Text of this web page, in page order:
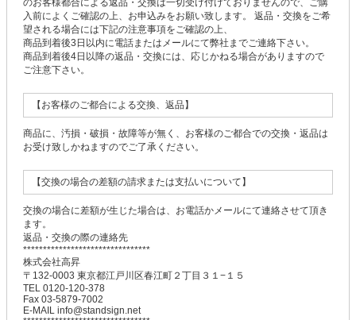
入前によくご確認の上、お申込みをお願い致します。 返品・交換をご希
望される場合には下記の注意事項をご確認の上、
商品到着後3日以内に電話またはメールにて弊社までご連絡下さい。
商品到着後4日以降の返品・交換には、応じかねる場合がありますので
ご注意下さい。
【お客様のご都合による交換、返品】
商品に、汚損・破損・故障等が無く、お客様のご都合での交換・返品は
お受け致しかねますのでご了承ください。
【交換の場合の差額の請求または支払いについて】
交換の場合に差額が生じた場合は、お電話かメールにて連絡させて頂き
ます。
返品・交換の際の連絡先
********************************
株式会社高昇
〒132-0003 東京都江戸川区春江町２丁目３１−１５
TEL 0120-120-378
Fax 03-5879-7002
E-MAIL info@standsign.net